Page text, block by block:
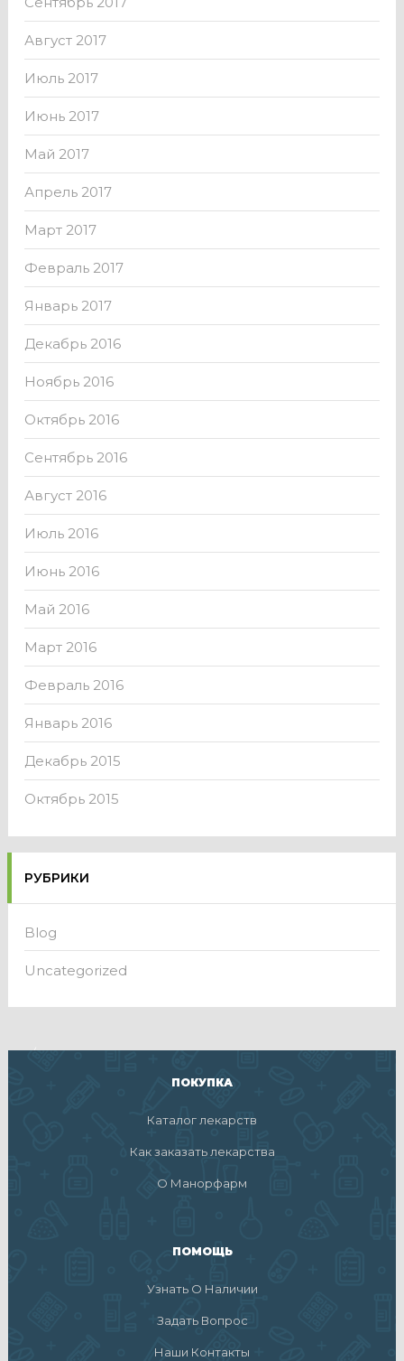
Август 2017
Июль 2017
Июнь 2017
Май 2017
Апрель 2017
Март 2017
Февраль 2017
Январь 2017
Декабрь 2016
Ноябрь 2016
Октябрь 2016
Сентябрь 2016
Август 2016
Июль 2016
Июнь 2016
Май 2016
Март 2016
Февраль 2016
Январь 2016
Декабрь 2015
Октябрь 2015
РУБРИКИ
Blog
Uncategorized
ПОКУПКА
Каталог лекарств
Как заказать лекарства
О Манорфарм
ПОМОЩЬ
Узнать О Наличии
Задать Вопрос
Наши Контакты